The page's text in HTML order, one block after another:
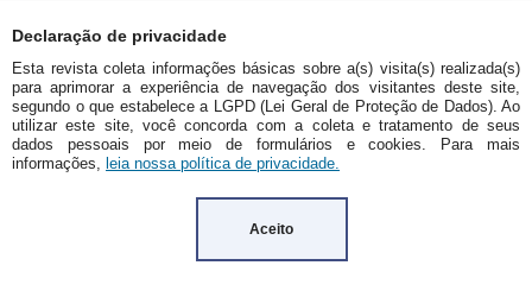
Declaração de privacidade
Esta revista coleta informações básicas sobre a(s) visita(s) realizada(s)
para aprimorar a experiência de navegação dos visitantes deste site,
segundo o que estabelece a LGPD (Lei Geral de Proteção de Dados). Ao
utilizar este site, você concorda com a coleta e tratamento de seus
dados pessoais por meio de formulários e cookies. Para mais
informações, leia nossa política de privacidade.
Aceito